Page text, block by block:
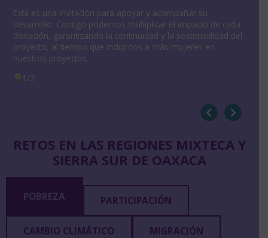
Esta es una invitación para apoyar y acompañar su
desarrollo. Contigo podemos multiplicar el impacto de cada
donación, garantizando la continuidad y la sostenibilidad del
proyecto, al tiempo que incluimos a más mujeres en
nuestros proyectos.
1/2
RETOS EN LAS REGIONES MIXTECA Y
SIERRA SUR DE OAXACA
POBREZA PARTICIPACIÓN
CAMBIO CLIMÁTICO MIGRACIÓN